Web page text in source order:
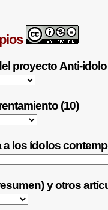
proyecto Anti-idolo
(10)
a los ídolos
y otros